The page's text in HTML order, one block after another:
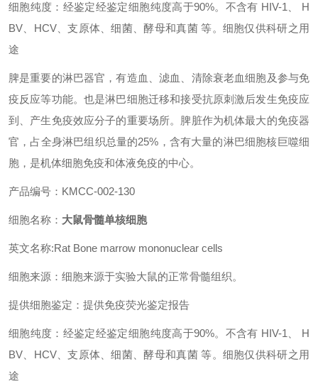
细胞纯度：经鉴定经鉴定细胞纯度高于90%。不含有 HIV-1、 H
BV、HCV、支原体、细菌、酵母和真菌 等。细胞仅供科研之用
途
脾是重要的淋巴器官，有造血、滤血、清除衰老血细胞及参与免
疫反应等功能。也是淋巴细胞迁移和接受抗原刺激后发生免疫应
到、产生免疫效应分子的重要场所。脾脏作为机体最大的免疫器
官，占全身淋巴组织总量的25%，含有大量的淋巴细胞核巨噬细
胞，是机体细胞免疫和体液免疫的中心。
产品编号：KMCC-002-130
细胞名称： 大鼠骨髓单核细胞
英文名称:Rat Bone marrow mononuclear cells
细胞来源：细胞来源于实验大鼠的正常骨髓组织。
提供细胞鉴定：提供免疫荧光鉴定报告
细胞纯度：经鉴定经鉴定细胞纯度高于90%。不含有 HIV-1、 H
BV、HCV、支原体、细菌、酵母和真菌 等。细胞仅供科研之用
途